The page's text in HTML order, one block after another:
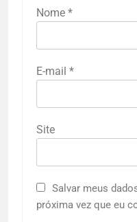
Nome *
E-mail *
Site
Salvar meus
próxima vez que eu